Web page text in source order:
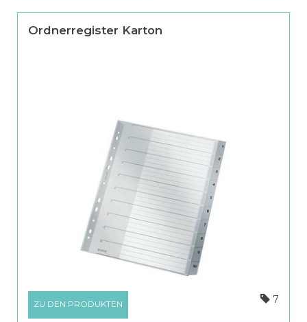
Ordnerregister Karton
ZU DEN PRODUKTEN 7